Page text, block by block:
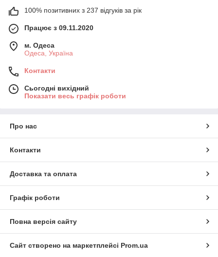
100% позитивних з 237 відгуків за рік
Працює з 09.11.2020
м. Одеса
Одеса, Україна
Контакти
Сьогодні вихідний
Показати весь графік роботи
Про нас
Контакти
Доставка та оплата
Графік роботи
Повна версія сайту
Сайт створено на маркетплейсі Prom.ua